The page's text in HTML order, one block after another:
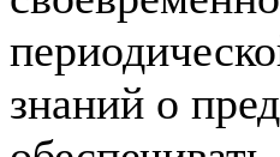
знаний о